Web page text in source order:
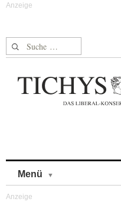
Suche nach:
Menü